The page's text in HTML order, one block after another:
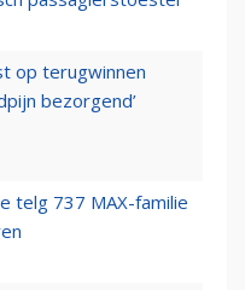
op terugwinnen
bezorgend’
telg 737 MAX-familie